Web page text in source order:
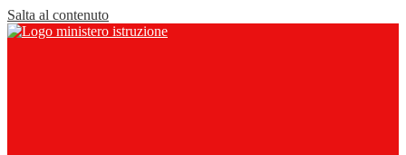
Salta al contenuto